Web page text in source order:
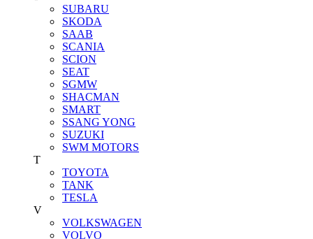
SUBARU
SKODA
SAAB
SCANIA
SCION
SEAT
SGMW
SHACMAN
SMART
SSANG YONG
SUZUKI
SWM MOTORS
T
TOYOTA
TANK
TESLA
V
VOLKSWAGEN
VOLVO